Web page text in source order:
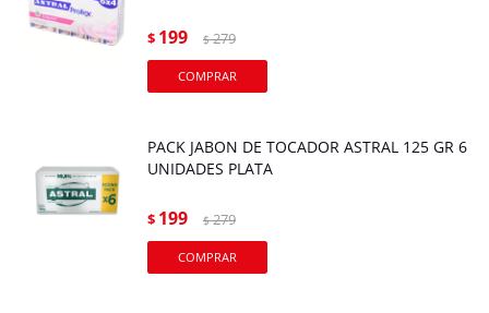
$ 199 $ 279
PACK JABON DE TOCADOR ASTRAL 125 GR 6
UNIDADES PLATA
$ 199 $ 279